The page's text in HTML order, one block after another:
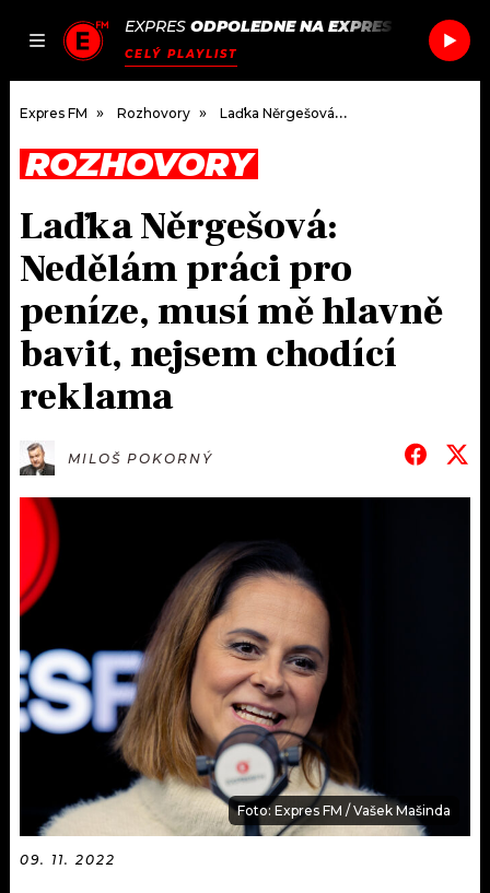
JAK
SEZNAM.CZ
EXPRES ODPOLEDNE NA EXPRES FM /
CELÝ PLAYLIST
DOMŮ
ČLÁNKY
AKTUÁLNĚ
HUDBA
ROZHOVORY
#NEBUDUDOMA
KALENDÁŘ
KVÍZY
VIP
TRENDY
KULTURA
OSTATNÍ
PODCASTY
JAK NALADIT
RÁDIO
APLIKACE
PROGRAM
PLAYLIST
SOUTĚŽE
Expres FM Rozhovory Laďka Něrgešová: Nedělám práci pro peníze, musí mě hlavně bavit, nejsem chodící reklama
ROZHOVORY
Laďka Něrgešová:
Nedělám práci pro
peníze, musí mě hlavně
bavit, nejsem chodící
reklama
MILOŠ POKORNÝ
Foto: Expres FM / Vašek Mašinda
09. 11. 2022